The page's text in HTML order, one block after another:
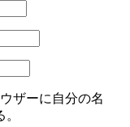
ザーに自分の名